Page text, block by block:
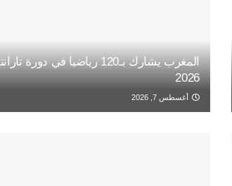
المغرب يشارك بـ120 رياضيا في دورة
2026
أغسطس 7, 2026